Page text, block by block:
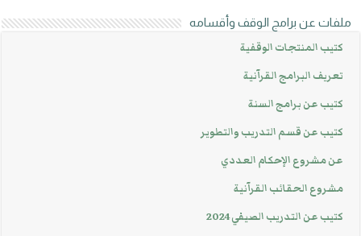
ملفات عن برامج الوقف وأقسامه
كتيب المنتجات الوقفية
تعريف البرامج القرآنية
كتيب عن برامج السنة
كتيب عن قسم التدريب والتطوير
عن مشروع الإحكام العددي
مشروع الحقائب القرآنية
كتيب عن التدريب الصيفي 2024